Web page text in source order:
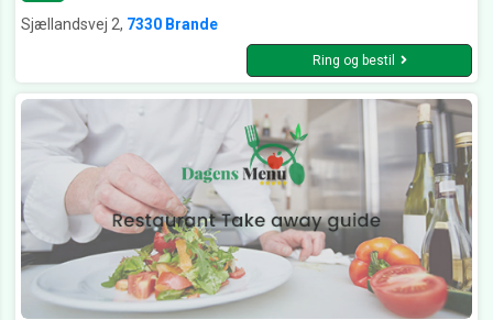
Sjællandsvej 2, 7330 Brande
Ring og bestil